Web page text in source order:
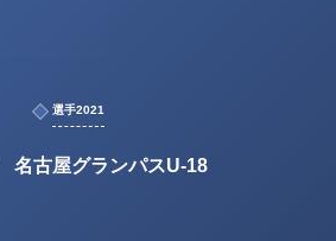
選手2021
古屋グランパスU-18